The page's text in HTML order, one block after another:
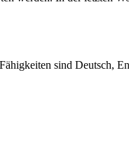
sind Deutsch,